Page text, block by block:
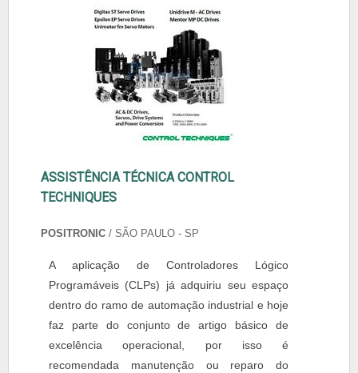
ASSISTÊNCIA TÉCNICA CONTROL
TECHNIQUES
POSITRONIC / SÃO PAULO - SP
A aplicação de Controladores Lógico
Programáveis (CLPs) já adquiriu seu espaço
dentro do ramo de automação industrial e hoje
faz parte do conjunto de artigo básico de
excelência operacional, por isso é
recomendada manutenção ou reparo do